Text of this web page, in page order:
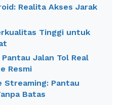
Realita Akses Jarak
Tinggi untuk
Jalan Tol Real
Resmi
Streaming: Pantau
Batas